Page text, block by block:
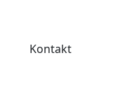
Kontakt